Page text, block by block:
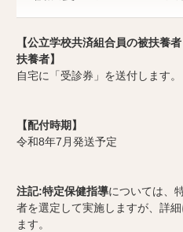
【公立学校共済組合員の被扶養
扶養者】
自宅に「受診券」を送付します。
【配付時期】
令和8年7月発送予定
注記:特定保健指導については、
者を選定して実施しますが、詳
ます。